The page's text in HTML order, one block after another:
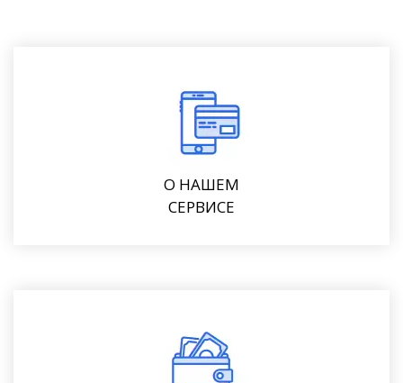
О НАШЕМ
СЕРВИСЕ